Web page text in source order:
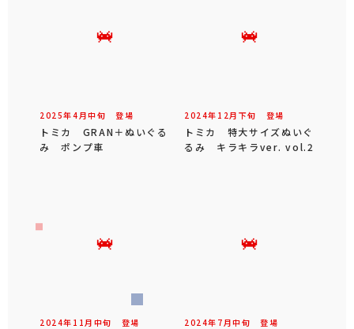
2025年4 月中旬 登場
トミカ GRAN＋ぬいぐる
み ポンプ車
2024年 12 月 下旬 登場
トミカ 特大サイズぬいぐ
るみ キラキラver. vol.2
2024年 11 月 中旬 登場 2024年 7 月中旬 登場